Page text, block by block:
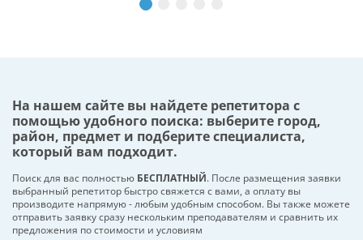
На нашем сайте вы найдете репетитора с
помощью удобного поиска: выберите город,
район, предмет и подберите специалиста,
который вам подходит.
Поиск для вас полностью БЕСПЛАТНЫЙ. После размещения заявки
выбранный репетитор быстро свяжется с вами, а оплату вы
производите напрямую - любым удобным способом. Вы также можете
отправить заявку сразу нескольким преподавателям и сравнить их
предложения по стоимости и условиям